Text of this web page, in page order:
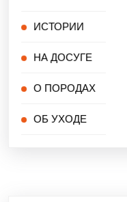
ИСТОРИИ
НА ДОСУГЕ
О ПОРОДАХ
ОБ УХОДЕ